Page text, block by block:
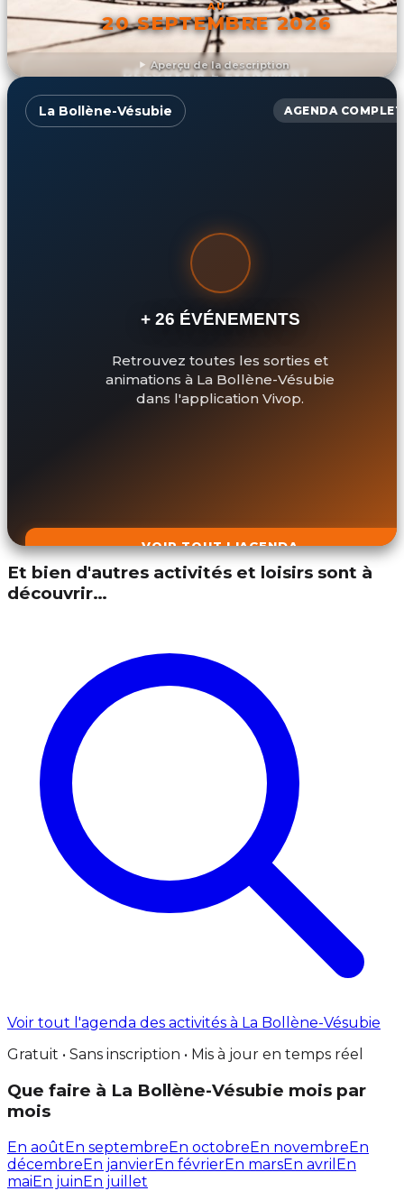
Aperçu de la description
AU
20 SEPTEMBRE 2026
DÉCOUVRIR L'ÉVÉNEMENT
La Bollène-Vésubie AGENDA COMPLET
+ 26 ÉVÉNEMENTS
Retrouvez toutes les sorties et
animations à La Bollène-Vésubie
dans l'application Vivop.
VOIR TOUT L'AGENDA
Et bien d'autres activités et loisirs sont à
découvrir…
Voir tout l'agenda des activités à La Bollène-Vésubie
Gratuit • Sans inscription • Mis à jour en temps réel
Que faire à La Bollène-Vésubie mois par
mois
En aoûtEn septembreEn octobreEn novembreEn
décembreEn janvierEn févrierEn marsEn avril En
maiEn juinEn juillet